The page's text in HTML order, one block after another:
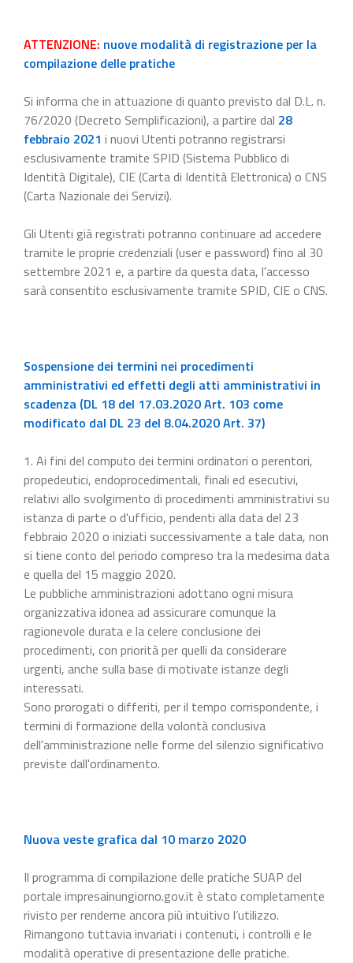
ATTENZIONE: nuove modalità di registrazione per la
compilazione delle pratiche
Si informa che in attuazione di quanto previsto dal D.L. n.
76/2020 (Decreto Semplificazioni), a partire dal 28
febbraio 2021 i nuovi Utenti potranno registrarsi
esclusivamente tramite SPID (Sistema Pubblico di
Identità Digitale), CIE (Carta di Identità Elettronica) o CNS
(Carta Nazionale dei Servizi).
Gli Utenti già registrati potranno continuare ad accedere
tramite le proprie credenziali (user e password) fino al 30
settembre 2021 e, a partire da questa data, l'accesso
sarà consentito esclusivamente tramite SPID, CIE o CNS.
Sospensione dei termini nei procedimenti
amministrativi ed effetti degli atti amministrativi in
scadenza (DL 18 del 17.03.2020 Art. 103 come
modificato dal DL 23 del 8.04.2020 Art. 37)
1. Ai fini del computo dei termini ordinatori o perentori,
propedeutici, endoprocedimentali, finali ed esecutivi,
relativi allo svolgimento di procedimenti amministrativi su
istanza di parte o d'ufficio, pendenti alla data del 23
febbraio 2020 o iniziati successivamente a tale data, non
si tiene conto del periodo compreso tra la medesima data
e quella del 15 maggio 2020.
Le pubbliche amministrazioni adottano ogni misura
organizzativa idonea ad assicurare comunque la
ragionevole durata e la celere conclusione dei
procedimenti, con priorità per quelli da considerare
urgenti, anche sulla base di motivate istanze degli
interessati.
Sono prorogati o differiti, per il tempo corrispondente, i
termini di formazione della volontà conclusiva
dell'amministrazione nelle forme del silenzio significativo
previste dall'ordinamento.
Nuova veste grafica dal 10 marzo 2020
Il programma di compilazione delle pratiche SUAP del
portale impresainungiorno.gov.it è stato completamente
rivisto per renderne ancora più intuitivo l’utilizzo.
Rimangono tuttavia invariati i contenuti, i controlli e le
modalità operative di presentazione delle pratiche.